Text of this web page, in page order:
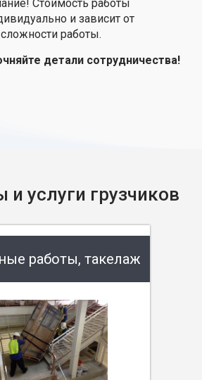
Стоимость работы
и зависит от
работы.
детали сотрудничества!
услуги грузчиков
работы, такелаж